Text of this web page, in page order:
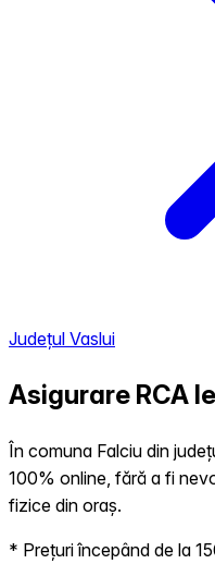
Județul Vaslui
Asigurare RCA
În comuna Falciu din
100% online, fără a fi
fizice din oraș.
* Prețuri începând de la